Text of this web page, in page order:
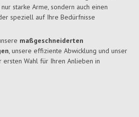
starke Arme, sondern auch einen
speziell auf Ihre Bedürfnisse
maßgeschneiderten
, unsere effiziente Abwicklung und unser
ersten Wahl für Ihren Anlieben in